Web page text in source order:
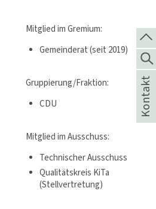
Mitglied im Gremium:
Gemeinderat (seit 2019)
Gruppierung/Fraktion:
CDU
Mitglied im Ausschuss:
Technischer Ausschuss
Qualitätskreis KiTa
(Stellvertretung)
Kontakt